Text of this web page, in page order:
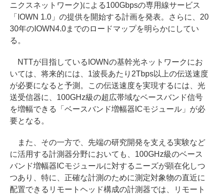
ニクスネットワーク)による100Gbpsの専用線サービス
「IOWN 1.0」の提供を開始する計画を発表。さらに、20
30年のIOWN4.0までのロードマップを明らかにしてい
る。
NTTが目指しているIOWNの基幹光ネットワークにお
いては、将来的には、1波長あたり2Tbps以上の伝送速度
が必要になると予測。この伝送速度を実現するには、光
送受信器に、100GHz級の超広帯域なベースバンド信号
を増幅できる「ベースバンド増幅器ICモジュール」が必
要となる。
また、その一方で、先端の研究開発を支える実験など
に活用する計測器分野においても、100GHz級のベース
バンド増幅器ICモジュールに対するニーズが顕在化しつ
つあり、特に、正確な計測のために測定対象物の直近に
配置できるリモートヘッド構成の計測器では、リモート